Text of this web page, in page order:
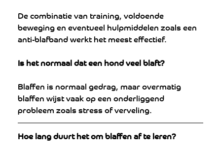
De combinatie van training, voldoende
beweging en eventueel hulpmiddelen zoals een
anti-blafband werkt het meest effectief.
Is het normaal dat een hond veel blaft?
Blaffen is normaal gedrag, maar overmatig
blaffen wijst vaak op een onderliggend
probleem zoals stress of verveling.
Hoe lang duurt het om blaffen af te leren?